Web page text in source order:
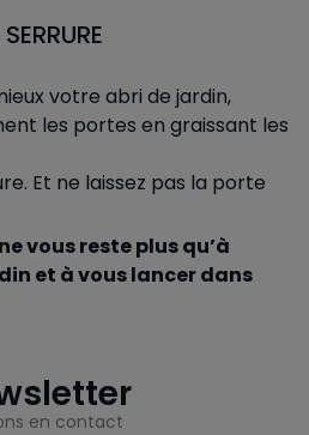
votre abri de jardin,
les portes en graissant les
Et ne laissez pas la porte
vous reste plus qu’à
et à vous lancer dans
en contact